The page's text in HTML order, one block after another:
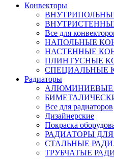
Конвекторы
Все для
НАПОЛЬНЫЕ
НАСТЕННЫЕ
ПЛИНТУСНЫЕ
СПЕЦИАЛЬНЫЕ
Радиаторы
АЛЮМИНИЕВЫЕ
Все для радиаторов
Дизайнерские
Покраска
РАДИАТОРЫ
СТАЛЬНЫЕ
ТРУБЧАТЫЕ